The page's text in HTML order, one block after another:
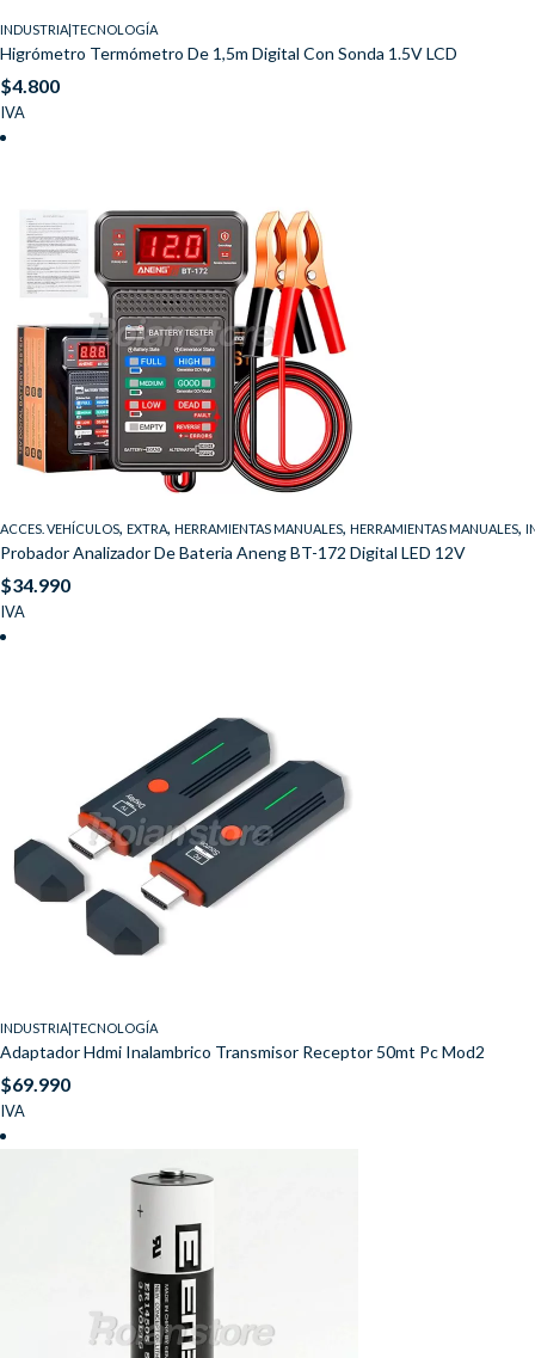
INDUSTRIA|TECNOLOGÍA
Higrómetro Termómetro De 1,5m Digital Con Sonda 1.5V LCD
$4.800
IVA
ACCES. VEHÍCULOS, EXTRA, HERRAMIENTAS MANUALES, HERRAMIENTAS MANUALES,
Probador Analizador De Bateria Aneng BT-172 Digital LED 12V
$34.990
IVA
INDUSTRIA|TECNOLOGÍA
Adaptador Hdmi Inalambrico Transmisor Receptor 50mt Pc Mod2
$69.990
IVA